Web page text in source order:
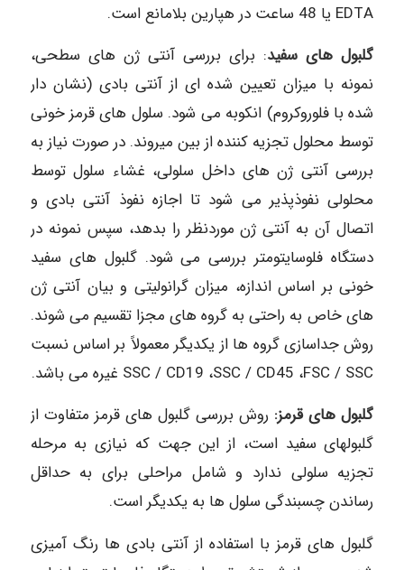
EDTA یا 48 ساعت در هپارین بلامانع است.
گلبول های سفید: برای بررسی آنتی ژن های سطحی،
نمونه با میزان تعیین شده ای از آنتی بادی (نشان دار
شده با فلوروکروم) انکوبه می شود. سلول های قرمز خونی
توسط محلول تجزیه کننده از بین میروند. در صورت نیاز به
بررسی آنتی ژن های داخل سلولی، غشاء سلول توسط
محلولی نفوذپذیر می شود تا اجازه نفوذ آنتی بادی و
اتصال آن به آنتی ژن موردنظر را بدهد، سپس نمونه در
دستگاه فلوسایتومتر بررسی می شود. گلبول های سفید
خونی بر اساس اندازه، میزان گرانولیتی و بیان آنتی ژن
های خاص به راحتی به گروه های مجزا تقسیم می شوند.
روش جداسازی گروه ها از یکدیگر معمولاً بر اساس نسبت
SSC / CD19 ،SSC / CD45 ،FSC / SSC غیره می باشد.
گلبول های قرمز: روش بررسی گلبول های قرمز متفاوت از
گلبولهای سفید است، از این جهت که نیازی به مرحله
تجزیه سلولی ندارد و شامل مراحلی برای به حداقل
رساندن چسبندگی سلول ها به یکدیگر است.
گلبول های قرمز با استفاده از آنتی بادی ها رنگ آمیزی